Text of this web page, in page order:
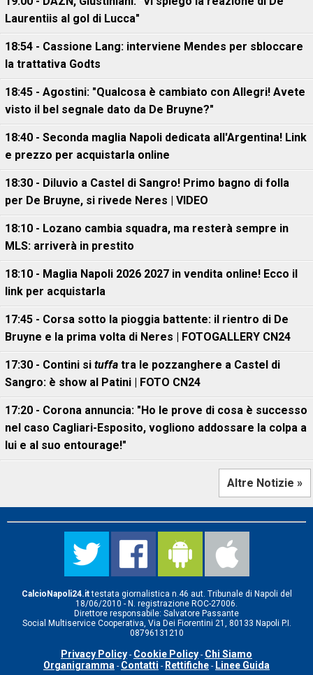
Laurentiis al gol di Lucca"
18:54 - Cassione Lang: interviene Mendes per sbloccare
la trattativa Godts
18:45 - Agostini: "Qualcosa è cambiato con Allegri! Avete
visto il bel segnale dato da De Bruyne?"
18:40 - Seconda maglia Napoli dedicata all'Argentina! Link
e prezzo per acquistarla online
18:30 - Diluvio a Castel di Sangro! Primo bagno di folla
per De Bruyne, si rivede Neres | VIDEO
18:10 - Lozano cambia squadra, ma resterà sempre in
MLS: arriverà in prestito
18:10 - Maglia Napoli 2026 2027 in vendita online! Ecco il
link per acquistarla
17:45 - Corsa sotto la pioggia battente: il rientro di De
Bruyne e la prima volta di Neres | FOTOGALLERY CN24
17:30 - Contini si tuffa tra le pozzanghere a Castel di
Sangro: è show al Patini | FOTO CN24
17:20 - Corona annuncia: "Ho le prove di cosa è successo
nel caso Cagliari-Esposito, vogliono addossare la colpa a
lui e al suo entourage!"
Altre Notizie »
CalcioNapoli24.ittestata giornalistica n.46 aut. Tribunale di Napoli del
18/06/2010 - N. registrazione ROC-27006.
Direttore responsabile: Salvatore Passante
Social Multiservice Cooperativa, Via Dei Fiorentini 21, 80133 Napoli P.I.
08796131210
Privacy Policy - Cookie Policy - Chi Siamo
Organigramma - Contatti - Rettifiche - Linee Guida